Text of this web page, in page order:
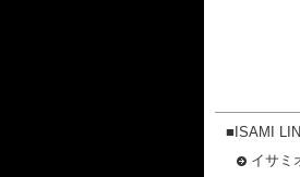
■ISAMI
イサミ